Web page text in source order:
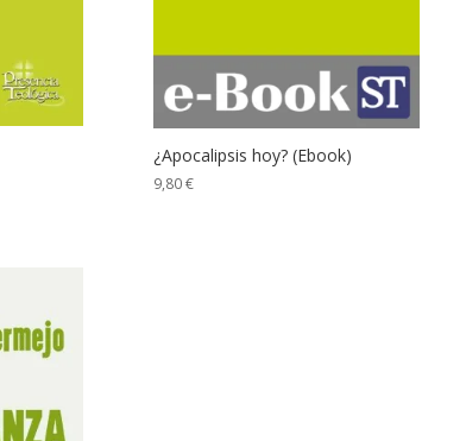
¿Apocalipsis hoy? (Ebook)
9,80€